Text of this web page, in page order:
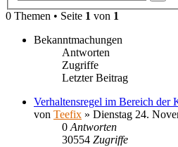
0 Themen • Seite 1 von 1
Bekanntmachungen
Antworten
Zugriffe
Letzter Beitrag
Verhaltensregel im Bereich der
von Teefix » Dienstag 24.
0 Antworten
30554 Zugriffe